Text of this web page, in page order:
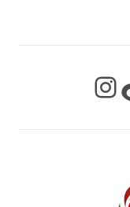
Instagram